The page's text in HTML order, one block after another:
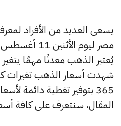
يسعى العديد من الأفراد
يُعتبر الذهب معدنًا مهمًا
شهدت أسعار الذهب تغيرات
365 بتوفير تغطية دائمة
المقال، سنتعرف على كافة